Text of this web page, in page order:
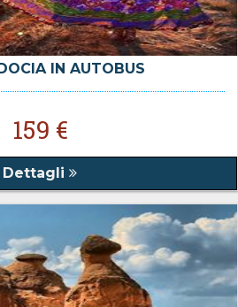
IN AUTOBUS
159 €
Dettagli